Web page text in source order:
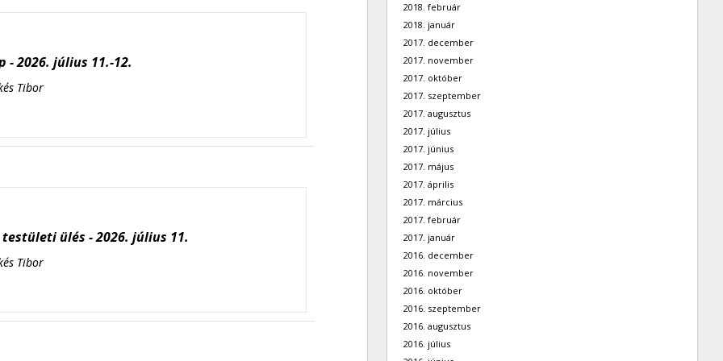
- 2026. július 11.-12.
Tibor
ülés - 2026. július 11.
Tibor
2018. február
2018. január
2017. december
2017. november
2017. október
2017. szeptember
2017. augusztus
2017. július
2017. június
2017. május
2017. április
2017. március
2017. február
2017. január
2016. december
2016. november
2016. október
2016. szeptember
2016. augusztus
2016. július